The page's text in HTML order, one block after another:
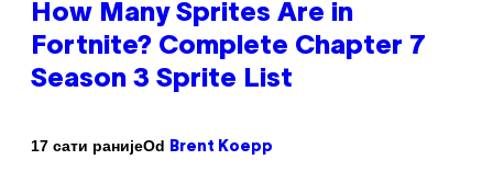
How Many Sprites Are in
Fortnite? Complete Chapter 7
Season 3 Sprite List
17 сати ранијеOd Brent Koepp